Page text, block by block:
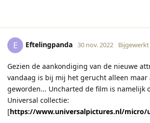
E Eftelingpanda 30 nov. 2022 Bijgewerkt
Gezien de aankondiging van de nieuwe
vandaag is bij mij het gerucht alleen maar
geworden... Uncharted de film is namelijk
Universal collectie:
[https://www.universalpictures.nl/micro/